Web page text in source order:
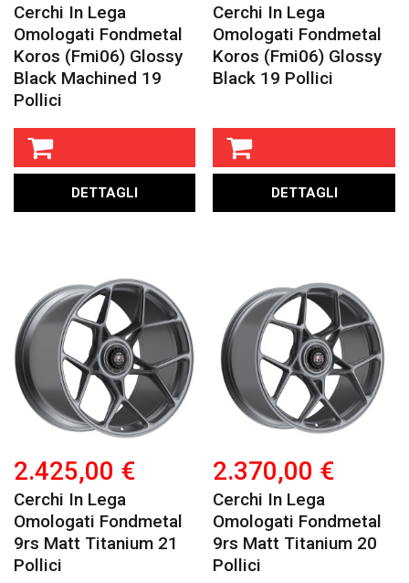
Cerchi In Lega
Omologati Fondmetal
Koros (fmi06) Glossy
Black Machined 19
Pollici
DETTAGLI
Cerchi In Lega
Omologati Fondmetal
Koros (fmi06) Glossy
Black 19 Pollici
DETTAGLI
2.425,00 €
Cerchi In Lega
Omologati Fondmetal
9rs Matt Titanium 21
Pollici
2.370,00 €
Cerchi In Lega
Omologati Fondmetal
9rs Matt Titanium 20
Pollici